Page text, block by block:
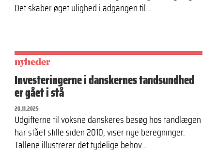
Det skaber øget ulighed i adgangen til…
nyheder
Investeringerne i danskernes tandsundhed
er gået i stå
20.11.2025
Udgifterne til voksne danskeres besøg hos tandlægen
har stået stille siden 2010, viser nye beregninger.
Tallene illustrerer det tydelige behov…